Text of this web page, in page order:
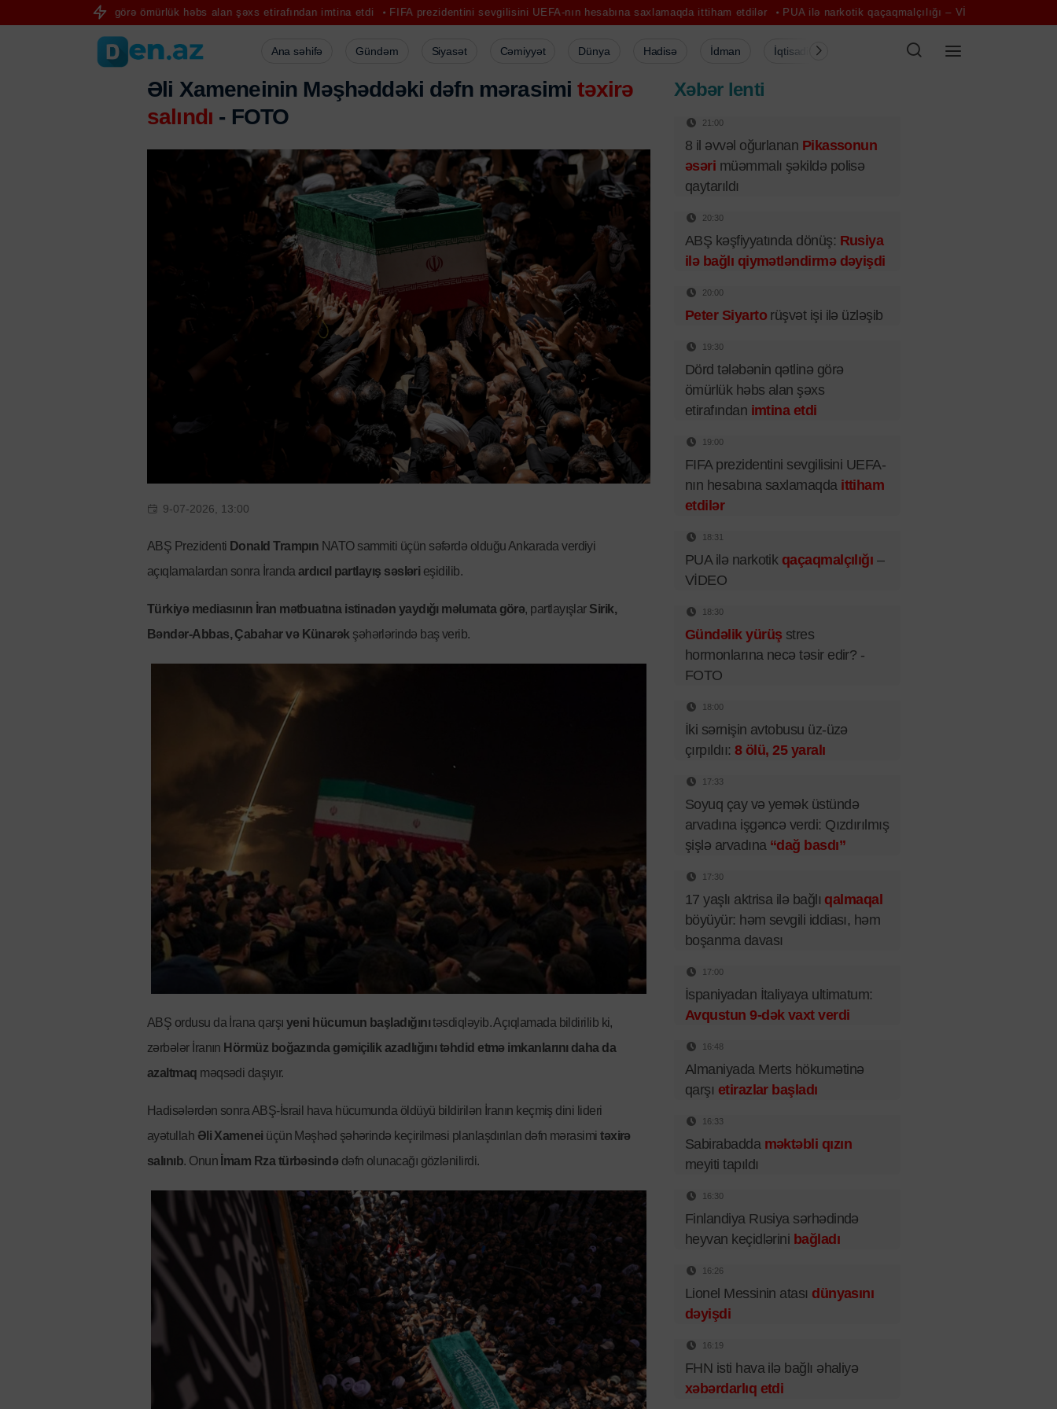
görə ömürlük həbs alan şəxs etirafından imtina etdi FIFA prezidentini sevgilisini UEFA-nın hesabına saxlamaqda ittiham etdilər PUA ilə narkotik qaçaqmalçılığı – VİDEO Gündəlik yürüş stres
Ana səhifə Gündəm Siyasət Cəmiyyət Dünya Hadisə İdman İqtisadiyyat Şou-biznes Müsahibə
Əli Xameneinin Məşhəddəki dəfn mərasimitəxirə
salındı - FOTO
9-07-2026, 13:00
ABŞ Prezidenti Donald Trampın NATO sammiti üçün səfərdə olduğu Ankarada verdiyi
açıqlamalardan sonra İranda ardıcıl partlayış səsləri eşidilib.
Türkiyə mediasının İran mətbuatına istinadən yaydığı məlumata görə, partlayışlar Sirik,
Bəndər-Abbas, Çabahar və Künarək şəhərlərində baş verib.
ABŞ ordusu da İrana qarşı yeni hücumun başladığınıtəsdiqləyib. Açıqlamada bildirilib ki,
zərbələr İranın Hörmüz boğazında gəmiçilik azadlığını təhdid etmə imkanlarını daha da
azaltmaq məqsədi daşıyır.
Hadisələrdən sonra ABŞ-İsrail hava hücumunda öldüyü bildirilən İranın keçmiş dini lideri
ayətullah Əli Xamenei üçün Məşhəd şəhərində keçirilməsi planlaşdırılan dəfn mərasimitəxirə
salınıb. Onun İmam Rza türbəsində dəfn olunacağı gözlənilirdi.
Xəbər lenti
21:00
8 il əvvəl oğurlanan Pikassonun
əsəri müəmmalı şəkildə polisə
qaytarıldı
20:30
ABŞ kəşfiyyatında dönüş: Rusiya
ilə bağlı qiymətləndirmə dəyişdi
20:00
Peter Siyartorüşvət işi ilə üzləşib
19:30
Dörd tələbənin qətlinə görə
ömürlük həbs alan şəxs
etirafından imtina etdi
19:00
FIFA prezidentini sevgilisini UEFA-
nın hesabına saxlamaqda ittiham
etdilər
18:31
PUA ilə narkotik qaçaqmalçılığı –
VİDEO
18:30
Gündəlik yürüş stres
hormonlarına necə təsir edir? -
FOTO
18:00
İki sərnişin avtobusu üz-üzə
çırpıldıı:8 ölü, 25 yaralı
17:33
Soyuq çay və yemək üstündə
arvadına işgəncə verdi: Qızdırılmış
şişlə arvadına “dağ basdı”
17:30
17 yaşlı aktrisa ilə bağlı qalmaqal
böyüyür: həm sevgili iddiası, həm
boşanma davası
17:00
İspaniyadan İtaliyaya ultimatum:
Avqustun 9-dək vaxt verdi
16:48
Almaniyada Merts hökumətinə
qarşı etirazlar başladı
16:33
Sabirabadda məktəbli qızın
meyiti tapıldı
16:30
Finlandiya Rusiya sərhədində
heyvan keçidlərini bağladı
16:26
Lionel Messinin atası dünyasını
dəyişdi
16:19
FHN isti hava ilə bağlı əhaliyə
xəbərdarlıq etdi